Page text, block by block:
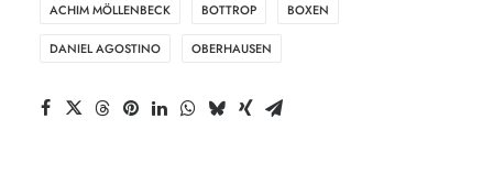
ACHIM MÖLLENBECK BOTTROP BOXEN
DANIEL AGOSTINO OBERHAUSEN